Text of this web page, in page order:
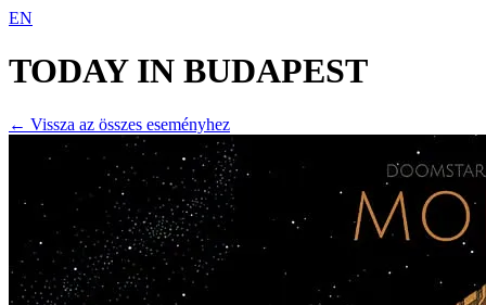
EN
TODAY IN BUDAPEST
← Vissza az összes eseményhez